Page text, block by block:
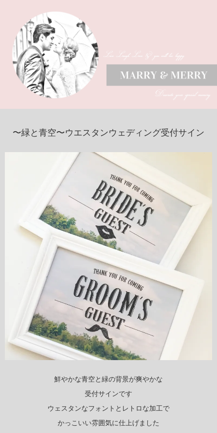
〜緑と青空〜ウエスタンウェディング受付サイン
鮮やかな青空と緑の背景が爽やかな
受付サインです
ウェスタンなフォントとレトロな加工で
かっこいい雰囲気に仕上げました